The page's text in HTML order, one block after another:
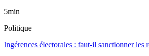
5min
Politique
Ingérences électorales : faut-il sanctionner les